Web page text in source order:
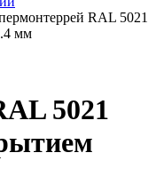
RAL 5021
мм
5021